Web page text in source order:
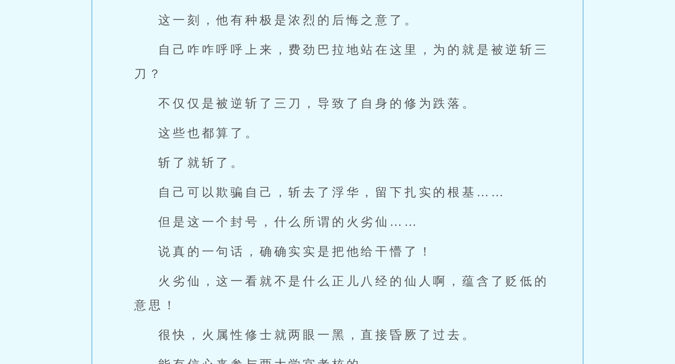
这一刻，他有种极是浓烈的后悔之意了。
自己咋咋呼呼上来，费劲巴拉地站在这里，为的就是被逆斩三
刀？
不仅仅是被逆斩了三刀，导致了自身的修为跌落。
这些也都算了。
斩了就斩了。
自己可以欺骗自己，斩去了浮华，留下扎实的根基……
但是这一个封号，什么所谓的火劣仙……
说真的一句话，确确实实是把他给干懵了！
火劣仙，这一看就不是什么正儿八经的仙人啊，蕴含了贬低的
意思！
很快，火属性修士就两眼一黑，直接昏厥了过去。